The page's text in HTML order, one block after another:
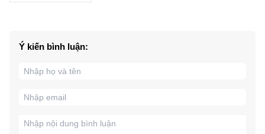
Ý kiến bình luận: